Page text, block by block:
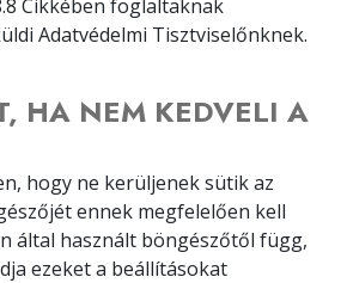
Cikkében foglaltaknak
Adatvédelmi Tisztviselőnknek.
HA NEM KEDVELI A
hogy ne kerüljenek sütik az
ennek megfelelően kell
által használt böngészőtől függ,
ezeket a beállításokat